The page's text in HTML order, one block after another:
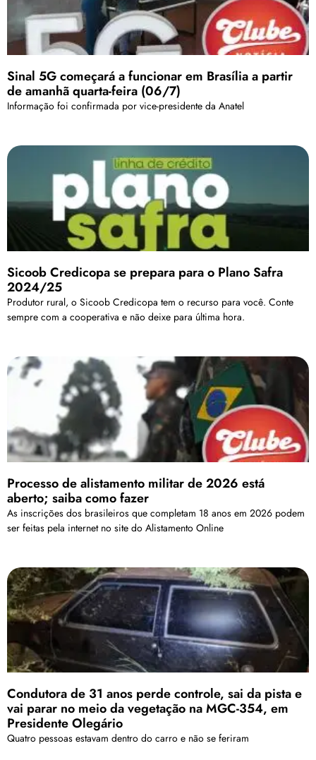
Sinal 5G começará a funcionar em Brasília a partir
de amanhã quarta-feira (06/7)
Informação foi confirmada por vice-presidente da Anatel
Sicoob Credicopa se prepara para o Plano Safra
2024/25
Produtor rural, o Sicoob Credicopa tem o recurso para você. Conte
sempre com a cooperativa e não deixe para última hora.
Processo de alistamento militar de 2026 está
aberto; saiba como fazer
As inscrições dos brasileiros que completam 18 anos em 2026 podem
ser feitas pela internet no site do Alistamento Online
Condutora de 31 anos perde controle, sai da pista e
vai parar no meio da vegetação na MGC-354, em
Presidente Olegário
Quatro pessoas estavam dentro do carro e não se feriram